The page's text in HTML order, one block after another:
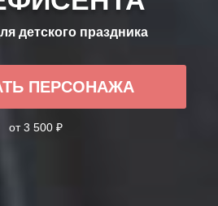
детского праздника
ПЕРСОНАЖА
от 3 500 ₽